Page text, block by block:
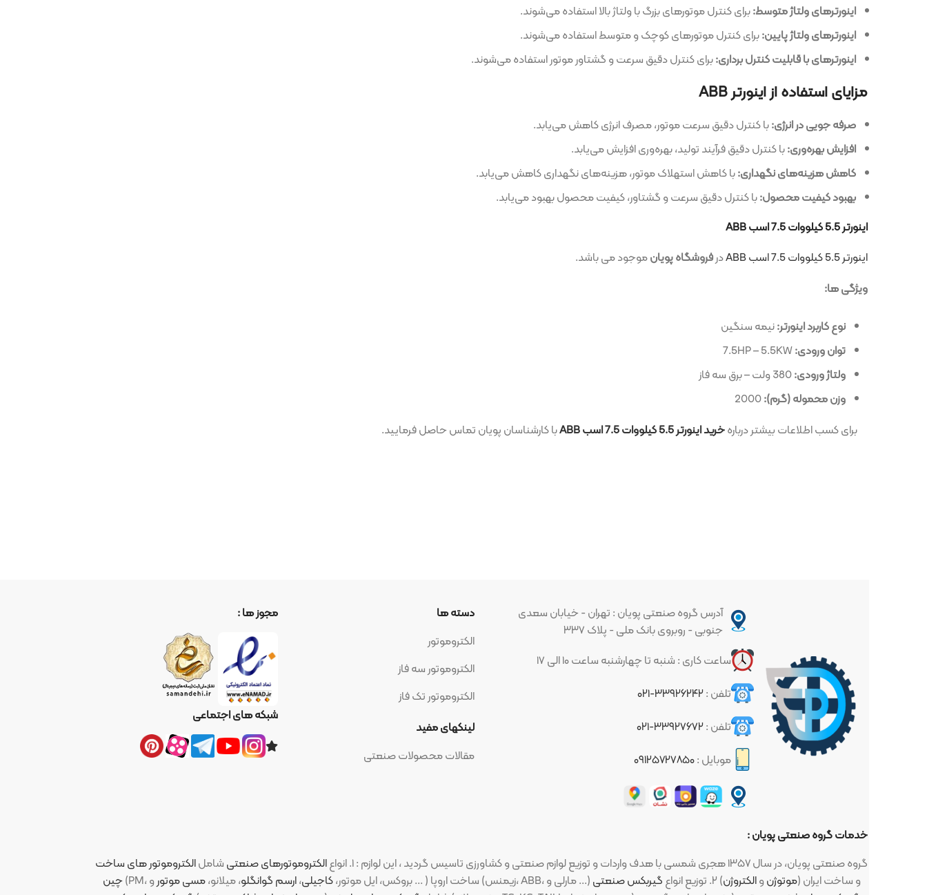
اینورترهای ولتاژ متوسط:برای کنترل موتورهای بزرگ با ولتاژ بالا استفاده می‌شوند.
اینورترهای ولتاژ پایین:برای کنترل موتورهای کوچک و متوسط استفاده می‌شوند.
اینورترهای با قابلیت کنترل برداری:برای کنترل دقیق سرعت و گشتاور موتور استفاده می‌شوند.
مزایای استفاده از اینورتر ABB
صرفه جویی در انرژی:با کنترل دقیق سرعت موتور، مصرف انرژی کاهش می‌یابد.
افزایش بهره‌وری:با کنترل دقیق فرآیند تولید، بهره‌وری افزایش می‌یابد.
کاهش هزینه‌های نگهداری:با کاهش استهلاک موتور، هزینه‌های نگهداری کاهش می‌یابد.
بهبود کیفیت محصول:با کنترل دقیق سرعت و گشتاور، کیفیت محصول بهبود می‌یابد.
درفروشگاه پویانموجود می باشد.
نوع کاربرد اینورتر:نیمه سنگین
توان ورودی: 7.5HP – 5.5KW
ولتاژ ورودی: 380 ولت – برق سه فاز
وزن محموله (گرم):2000
برای کسب اطلاعات بیشتر دربارهخرید اینورتر 5.5 کیلووات 7.5 اسب ABB با کارشناسان پویان تماس حاصل فرمایید.
آدرس گروه صنعتی پویان : تهران - خیابان سعدی
جنوبی - روبروی بانک ملی - پلاک ۳۳۷
ساعت کاری : شنبه تا چهارشنبه ساعت ۱۰ الی ۱۷
تلفن :
۳۳۹۲۶۲۴۲-۰۲۱
تلفن :
۳۳۹۲۷۶۷۲-۰۲۱
۰۹۱۲۵۷۲۷۸۵۰
دسته ها
الکتروموتور سه فاز
الکتروموتور تک فاز
لینکهای مفید
مقالات محصولات صنعتی
شبکه های اجتماعی
خدمات گروه صنعتی پویان :
گروه صنعتی پویان، در سال ۱۳۵۷ هجری شمسی با هدف واردات و توزیع لوازم صنعتی و کشاورزی تاسیس گردید ، این لوازم : ۱. انواع
الکتروموتورهای صنعتیشاملالکتروموتور های ساخت
چین
(PM، بروکس، ایل موتور،کاجیلی،ارسم گوانگلو، میلانو،مسی موتور و ... ) ساخت اروپا (زیمنس، ABB، مارلی و ...) و ساخت ایران (موتوژنوالکتروژن) ۲. توزیع انواع
گیربکس صنعتی